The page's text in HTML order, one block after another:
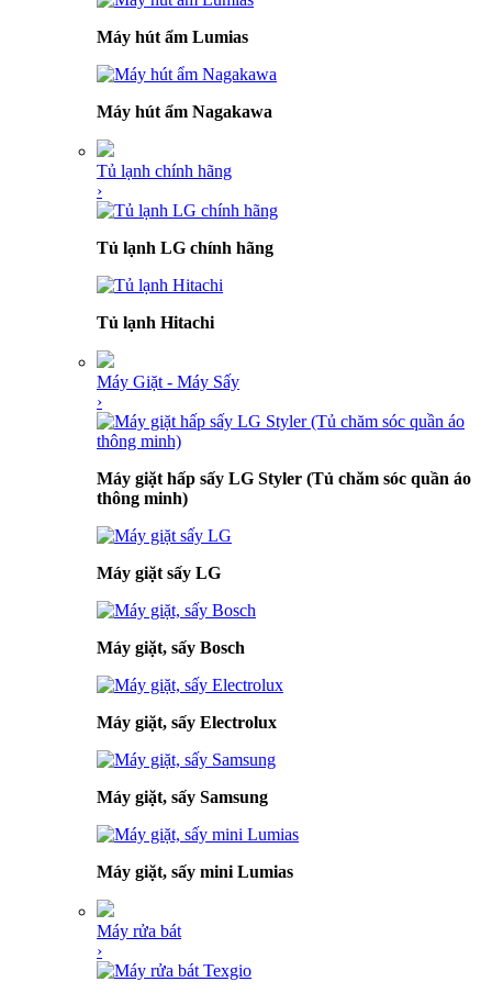
Máy hút ẩm Lumias
Máy hút ẩm Nagakawa
Tủ lạnh chính hãng
›
Tủ lạnh LG chính hãng
Tủ lạnh Hitachi
Máy Giặt - Máy Sấy
›
Máy giặt hấp sấy LG Styler (Tủ chăm sóc quần áo
thông minh)
Máy giặt sấy LG
Máy giặt, sấy Bosch
Máy giặt, sấy Electrolux
Máy giặt, sấy Samsung
Máy giặt, sấy mini Lumias
Máy rửa bát
›